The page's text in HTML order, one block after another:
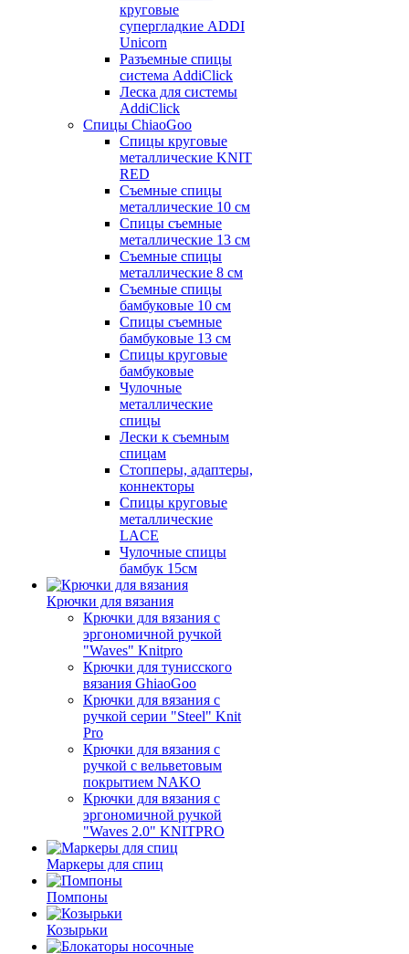
круговые
супергладкие ADDI
Unicorn
Разъемные спицы
система AddiClick
Леска для системы
AddiClick
Спицы ChiaoGoo
Спицы круговые
металлические KNIT
RED
Съемные спицы
металлические 10 см
Спицы съемные
металлические 13 см
Съемные спицы
металлические 8 см
Съемные спицы
бамбуковые 10 см
Спицы съемные
бамбуковые 13 см
Спицы круговые
бамбуковые
Чулочные
металлические
спицы
Лески к съемным
спицам
Стопперы, адаптеры,
коннекторы
Спицы круговые
металлические
LACE
Чулочные спицы
бамбук 15см
Крючки для вязания
Крючки для вязания с
эргономичной ручкой
"Waves" Knitpro
Крючки для тунисского
вязания GhiaoGoo
Крючки для вязания с
ручкой серии "Steel" Knit
Pro
Крючки для вязания с
ручкой с вельветовым
покрытием NAKO
Крючки для вязания с
эргономичной ручкой
"Waves 2.0" KNITPRO
Маркеры для спиц
Помпоны
Козырьки